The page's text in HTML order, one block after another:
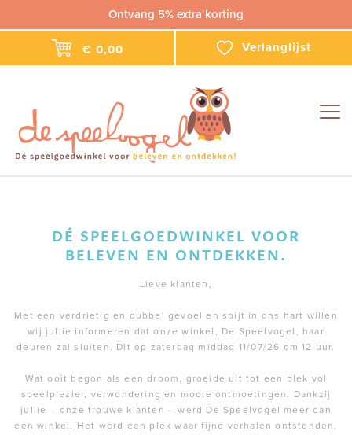
Ontvang 5% extra korting
€ 0,00 Verlanglijst
DÉ SPEELGOEDWINKEL VOOR
BELEVEN EN ONTDEKKEN.
Lieve klanten,
Met een verdrietig en dubbel gevoel en spijt in ons hart willen
wij jullie informeren dat onze winkel, De Speelvogel, haar
deuren zal sluiten. Dit op zaterdag middag 11/07/26 om 12 uur.
Wat ooit begon als een droom, groeide uit tot een plek vol
speelplezier, verwondering en mooie ontmoetingen. Dankzij
jullie – onze trouwe klanten – werd De Speelvogel meer dan
een winkel. Het werd een plek waar fijne verhalen ontstonden,